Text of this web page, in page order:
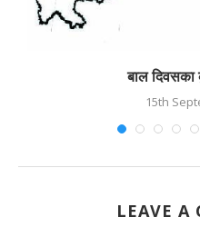
बाल दिवसका
15th
LEAVE A